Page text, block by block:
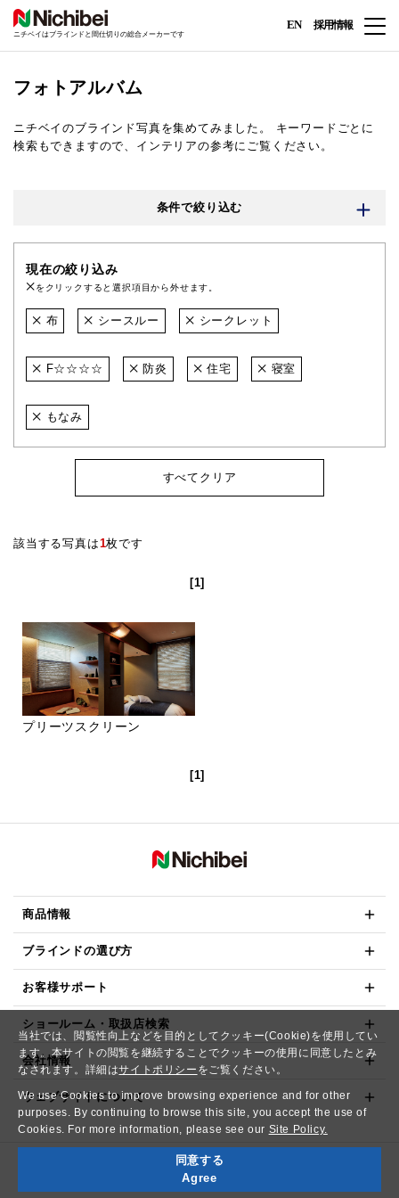
当社では、閲覧性向上などを目的としてクッキー(Cookie)を使用してい
ます。本サイトの閲覧を継続することでクッキーの使用に同意したとみ
なされます。詳細はサイトポリシー をご覧ください。
We use Cookies to improve browsing experience and for other
purposes. By continuing to browse this site, you accept the use of
Cookies. For more information, please see our Site Policy.
同意する
Agree
ニチベイはブラインドと間仕切りの総合メーカーです
EN 採用情報
フォトアルバム
ニチベイのブラインド写真を集めてみました。
キーワードごとに
検索もできますので、インテリアの参考にご覧ください。
条件で絞り込む
現在の絞り込み
をクリックすると選択項目から外せます。
布 シースルー シークレット
F☆☆☆☆ 防炎 住宅 寝室
もなみ
すべてクリア
該当する写真は1枚です
[1]
プリーツスクリーン
[1]
商品情報
ブラインドの選び方
お客様サポート
ショールーム・取扱店検索
会社情報
ウェブサイトについて
Copyright© NICHIBEI CO.,LTD. All Rights Reserved.